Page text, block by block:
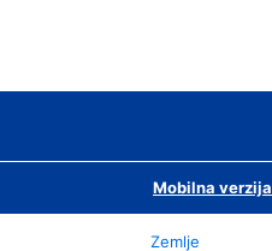
Mobilna verzija
Zemlje